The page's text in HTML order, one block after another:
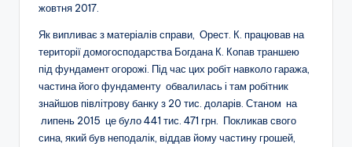
жовтня 2017.
Як випливає з матеріалів справи, Орест. К. працював на
території домогосподарства Богдана К. Копав траншею
під фундамент огорожі. Під час цих робіт навколо гаража,
частина його фундаменту обвалилась і там робітник
знайшов півлітрову банку з 20 тис. доларів. Станом на
липень 2015 це було 441 тис. 471 грн. Покликав свого
сина, який був неподалік, віддав йому частину грошей,